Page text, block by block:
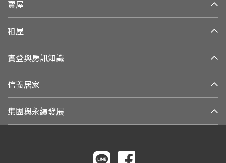
賣屋
租屋
實登與房訊知識
信義居家
集團與永續發展